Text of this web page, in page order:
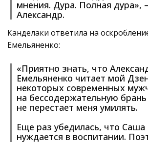
мнения. Дура. Полная дура»,
Александр.
Канделаки ответила на
Емельяненко:
«Приятно знать, что
Емельяненко читает мой
некоторых современных
на бессодержательную
не перестает меня умилять.
Еще раз убедилась, что Саша
нуждается в воспитании.